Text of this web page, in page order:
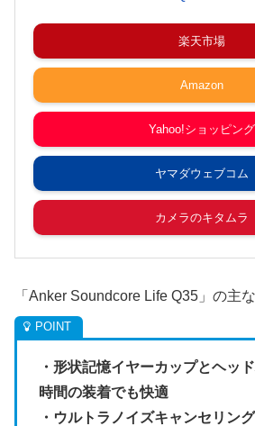
楽天市場
Amazon
Yahoo!ショッピング
ヤマダウェブコム
カメラのキタムラ
「Anker Soundcore Life Q35」の主
・形状記憶イヤーカップとヘッ
時間の装着でも快適
・ウルトラノイズキャンセリン